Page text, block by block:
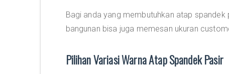
Bagi anda yang membutuhkan atap
bangunan bisa juga memesan ukuran
Pilihan Variasi Warna Atap Spandek Pasir